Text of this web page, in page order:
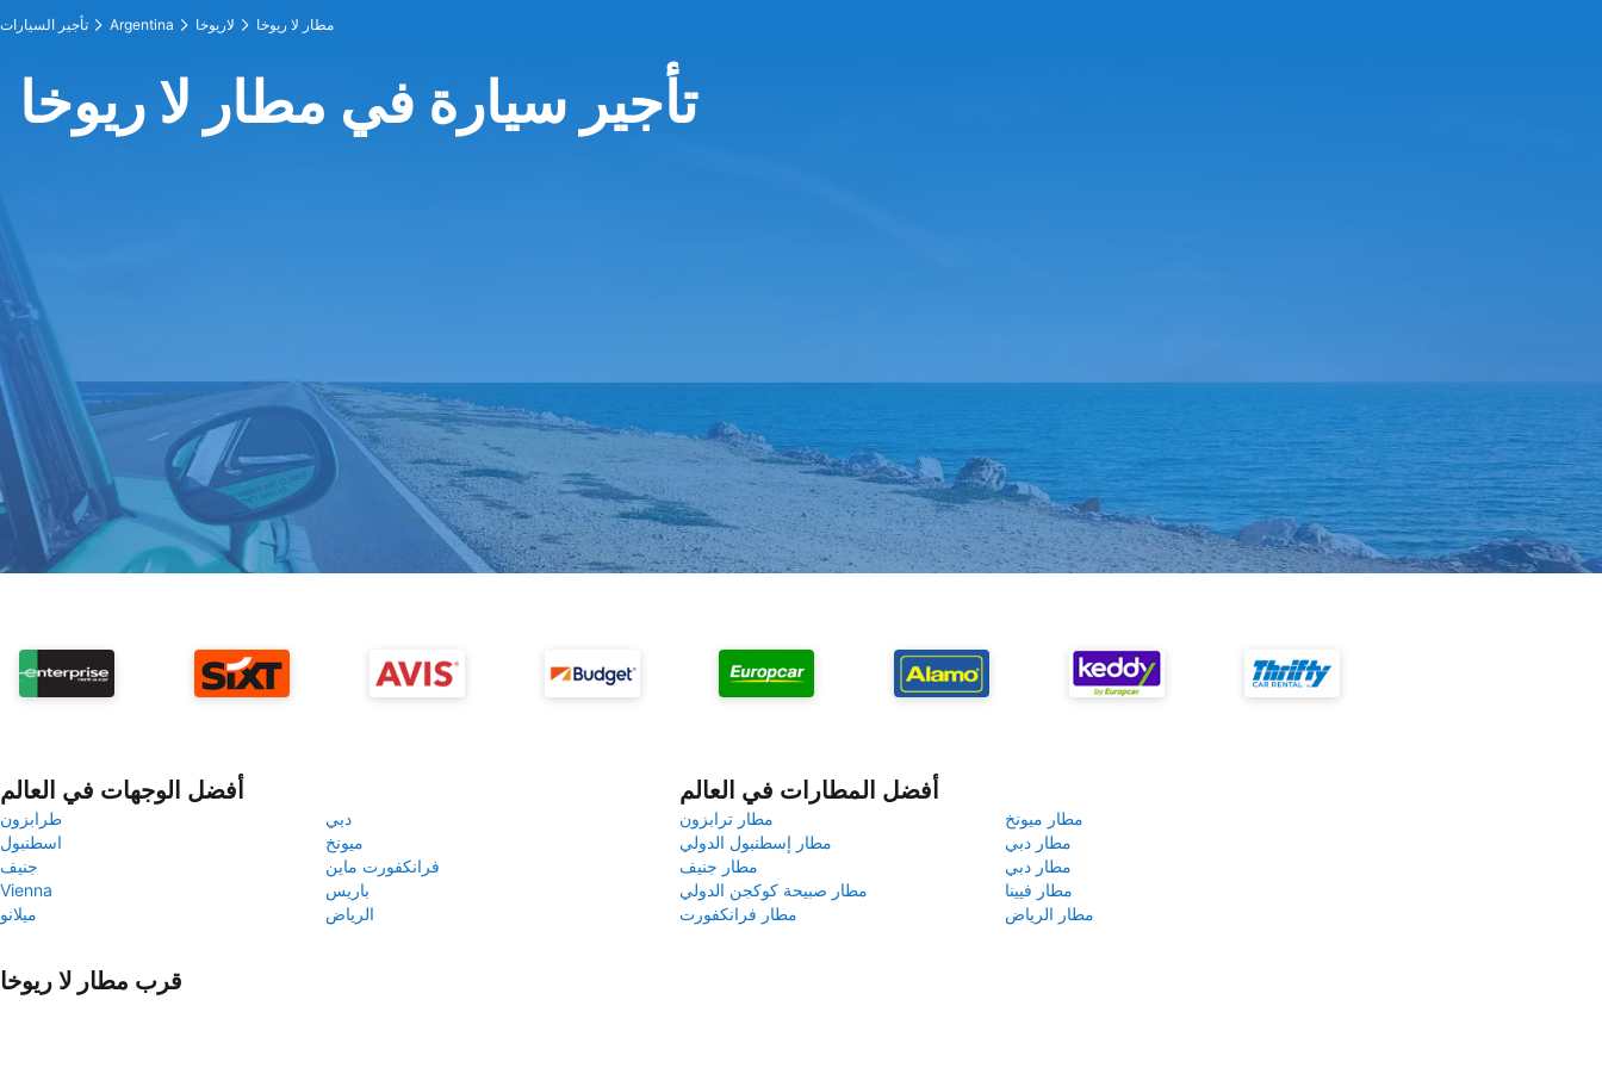
تأجير السيارات Argentina لاريوخا مطار لا ريوخا
تأجير سيارة في مطار لا ريوخا
أفضل الوجهات في العالم
طرابزون
دبي
اسطنبول
ميونخ
جنيف
فرانكفورت ماين
Vienna
باريس
ميلانو
الرياض
أفضل المطارات في العالم
مطار ترابزون
مطار ميونخ
مطار إسطنبول الدولي
مطار دبي
مطار جنيف
مطار دبي
مطار صبيحة كوكجن الدولي
مطار فيينا
مطار فرانكفورت
مطار الرياض
قرب مطار لا ريوخا